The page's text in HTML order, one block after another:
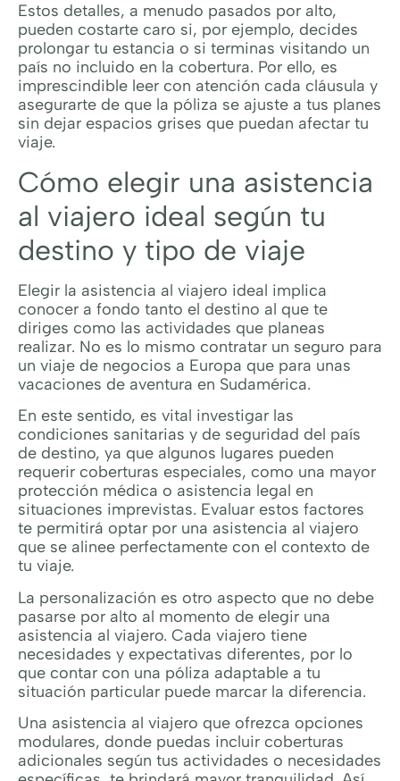
Estos detalles, a menudo pasados por alto,
pueden costarte caro si, por ejemplo, decides
prolongar tu estancia o si terminas visitando un
país no incluido en la cobertura. Por ello, es
imprescindible leer con atención cada cláusula y
asegurarte de que la póliza se ajuste a tus planes
sin dejar espacios grises que puedan afectar tu
viaje.
Cómo elegir una asistencia
al viajero ideal según tu
destino y tipo de viaje
Elegir la asistencia al viajero ideal implica
conocer a fondo tanto el destino al que te
diriges como las actividades que planeas
realizar. No es lo mismo contratar un seguro para
un viaje de negocios a Europa que para unas
vacaciones de aventura en Sudamérica.
En este sentido, es vital investigar las
condiciones sanitarias y de seguridad del país
de destino, ya que algunos lugares pueden
requerir coberturas especiales, como una mayor
protección médica o asistencia legal en
situaciones imprevistas. Evaluar estos factores
te permitirá optar por una asistencia al viajero
que se alinee perfectamente con el contexto de
tu viaje.
La personalización es otro aspecto que no debe
pasarse por alto al momento de elegir una
asistencia al viajero. Cada viajero tiene
necesidades y expectativas diferentes, por lo
que contar con una póliza adaptable a tu
situación particular puede marcar la diferencia.
Una asistencia al viajero que ofrezca opciones
modulares, donde puedas incluir coberturas
adicionales según tus actividades o necesidades